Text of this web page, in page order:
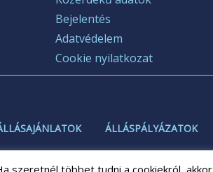
Bejelentés
Adatvédelem
Cookie nyilatkozat
ÁLLÁSPÁLYÁZATOK
szeretnél többet tudni a cookiekról, akkor